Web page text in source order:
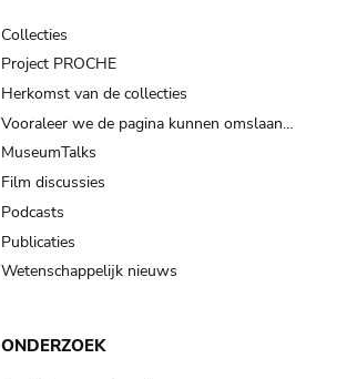
Collecties
Project PROCHE
Herkomst van de collecties
Vooraleer we de pagina kunnen omslaan…
MuseumTalks
Film discussies
Podcasts
Publicaties
Wetenschappelijk nieuws
ONDERZOEK